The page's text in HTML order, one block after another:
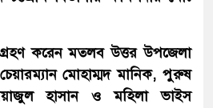
করেন মতলব উত্তর উপজেলা
মোহাম্মদ মানিক, পুরুষ
হাসান ও মহিলা ভাইস